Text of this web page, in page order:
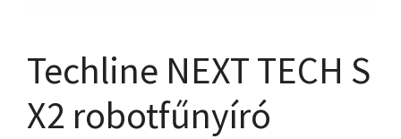
Techline NEXT TECH S
X2 robotfűnyíró